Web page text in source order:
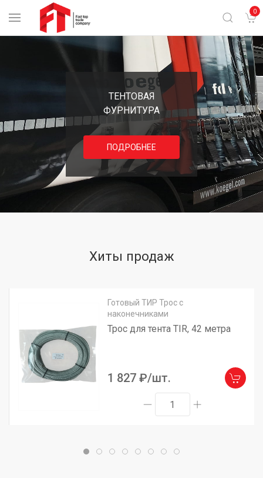
0
ТЕНТОВАЯ
ФУРНИТУРА
ПОДРОБНЕЕ
Хиты продаж
Готовый ТИР Трос с
наконечниками
Трос для тента TIR, 42 метра
1 827 ₽/шт.